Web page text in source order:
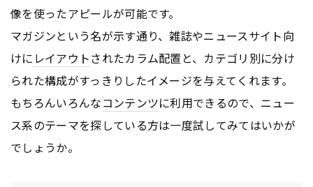
像を使ったアピールが可能です。
マガジンという名が示す通り、雑誌やニュースサイト向
けに レイアウトされたカラム配置と、カテゴリ別に分け
られた構成がすっきりしたイメージを与えてくれます。
もちろんいろんなコンテンツに利用できるので、ニュー
ス系のテーマを探している方は一度試してみてはいかが
でしょうか。